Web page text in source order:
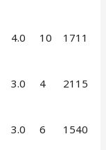
4.0 10 1711
3.0 4 2115
3.0 6 1540